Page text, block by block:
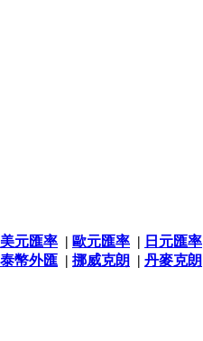
美元匯率 | 歐元匯率 | 日元匯率
泰幣外匯 | 挪威克朗 | 丹麥克朗